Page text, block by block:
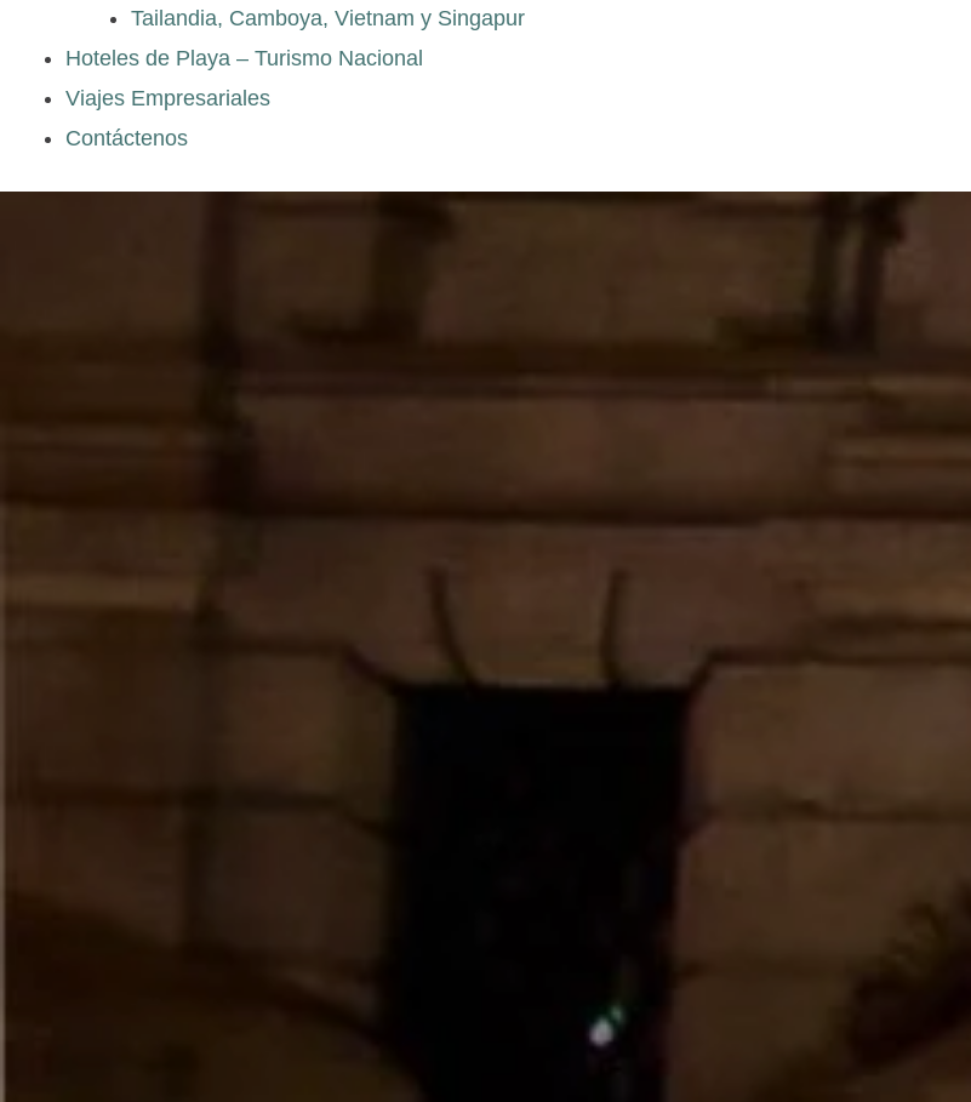
Tailandia, Camboya, Vietnam y Singapur
Hoteles de Playa – Turismo Nacional
Viajes Empresariales
Contáctenos